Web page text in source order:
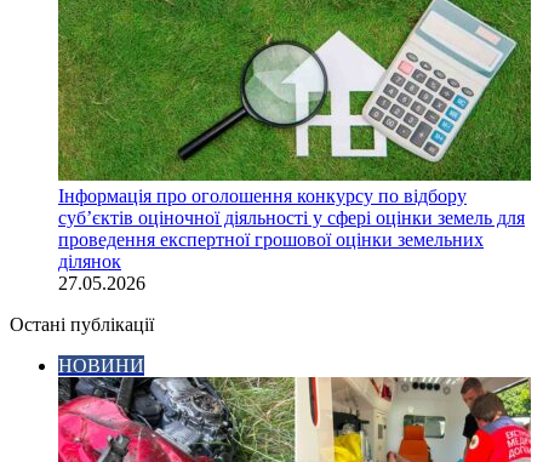
Інформація про оголошення конкурсу по відбору
суб’єктів оціночної діяльності у сфері оцінки земель для
проведення експертної грошової оцінки земельних
ділянок
27.05.2026
Остані публікації
НОВИНИ